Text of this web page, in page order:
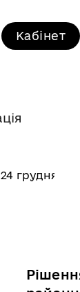
Кабінет
грудня